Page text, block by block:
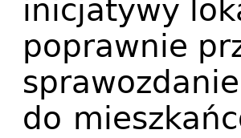
inicjatywy
poprawnie
do